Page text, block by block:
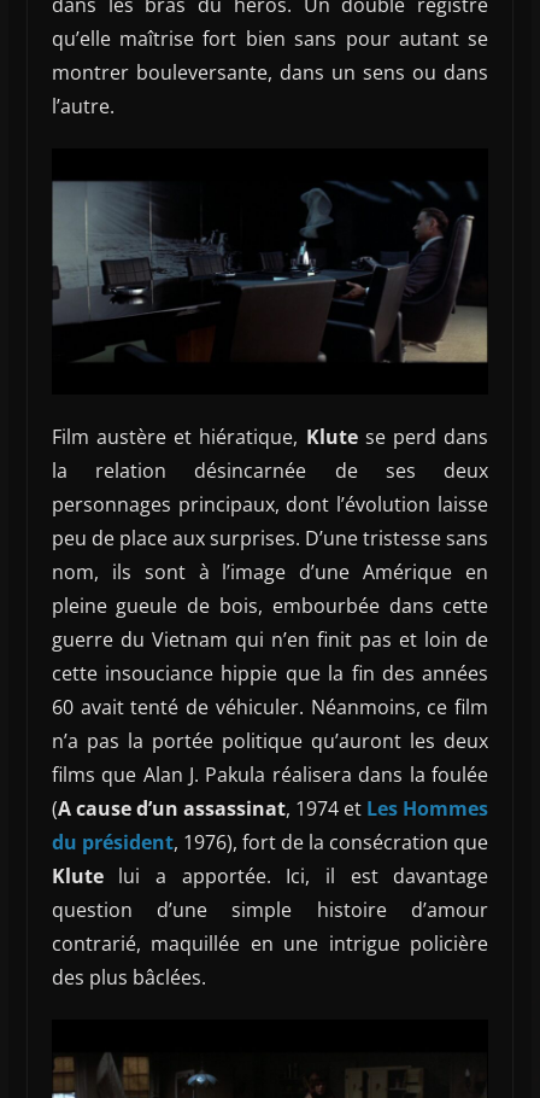
qu’elle maîtrise fort bien sans pour autant se
montrer bouleversante, dans un sens ou dans
l’autre.
Film austère et hiératique, Klutese perd dans
la relation désincarnée de ses deux
personnages principaux, dont l’évolution laisse
peu de place aux surprises. D’une tristesse sans
nom, ils sont à l’image d’une Amérique en
pleine gueule de bois, embourbée dans cette
guerre du Vietnam qui n’en finit pas et loin de
cette insouciance hippie que la fin des années
60 avait tenté de véhiculer. Néanmoins, ce film
n’a pas la portée politique qu’auront les deux
films que Alan J. Pakula réalisera dans la foulée
(A cause d’un assassinat, 1974 et Les Hommes
du président, 1976), fort de la consécration que
Klutelui a apportée. Ici, il est davantage
question d’une simple histoire d’amour
contrarié, maquillée en une intrigue policière
des plus bâclées.